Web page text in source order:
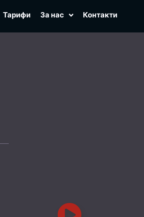
Тарифи За нас Контакти